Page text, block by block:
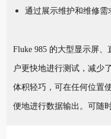
通过展示维护和维修需
Fluke 985 的大型显示屏
户更快地进行测试，减少
体积轻巧，可在任何位置
便地进行数据输出。可随